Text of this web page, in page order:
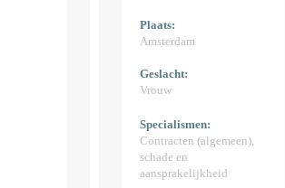
Plaats:
Amsterdam
Geslacht:
Vrouw
Specialismen:
Contracten (algemeen),
schade en
aansprakelijkheid